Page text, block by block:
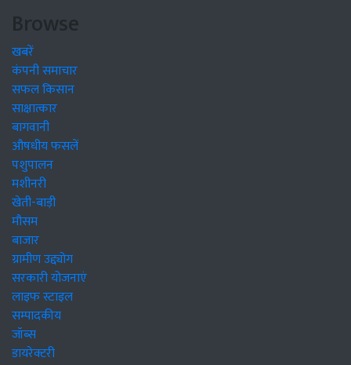
Browse
खबरें
कंपनी समाचार
सफल किसान
साक्षात्कार
बागवानी
औषधीय फसलें
पशुपालन
मशीनरी
खेती-बाड़ी
मौसम
बाजार
ग्रामीण उद्द्योग
सरकारी योजनाएं
लाइफ स्टाइल
सम्पादकीय
जॉब्स
डायरेक्टरी